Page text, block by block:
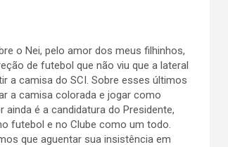
o Nei, pelo amor dos meus filhinhos,
de futebol que não viu que a lateral
a camisa do SCI. Sobre esses últimos
a camisa colorada e jogar como
ainda é a candidatura do Presidente,
futebol e no Clube como um todo.
que aguentar sua insistência em